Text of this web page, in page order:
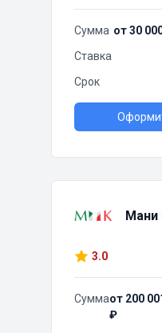
Сумма от 30
Ставка
Срок
Мани
3.0
Суммаот 200
₽